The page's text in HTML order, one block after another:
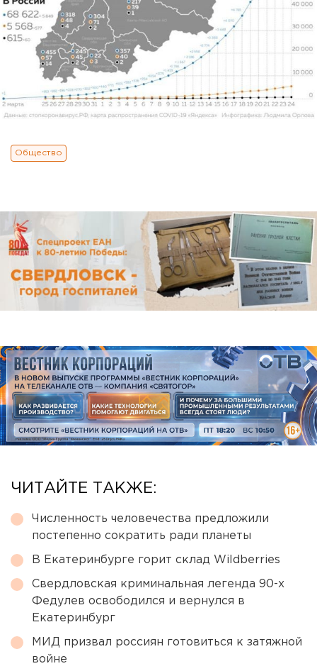
Общество
ЧИТАЙТЕ ТАКЖЕ:
Численность человечества предложили
постепенно сократить ради планеты
В Екатеринбурге горит склад Wildberries
Свердловская криминальная легенда 90-х
Федулев освободился и вернулся в
Екатеринбург
МИД призвал россиян готовиться к затяжной
войне